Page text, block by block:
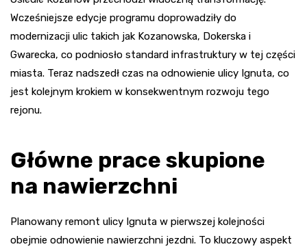
Wcześniejsze edycje programu doprowadziły do
modernizacji ulic takich jak Kozanowska, Dokerska i
Gwarecka, co podniosło standard infrastruktury w tej części
miasta. Teraz nadszedł czas na odnowienie ulicy Ignuta, co
jest kolejnym krokiem w konsekwentnym rozwoju tego
rejonu.
Główne prace skupione
na nawierzchni
Planowany remont ulicy Ignuta w pierwszej kolejności
obejmie odnowienie nawierzchni jezdni. To kluczowy aspekt